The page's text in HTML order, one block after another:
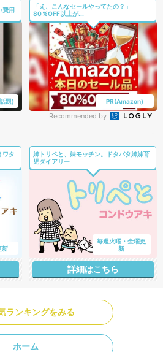
費用
題)
「え、こんなセールやってたの？」
80％OFF以上が...
PR(Amazon)
Recommended by
ワタ
新
姉トリペと、妹モッチン。ドタバタ姉妹育
児ダイアリー
毎週火曜・金曜更
新
詳細はこちら
ランキングをみる
ホーム